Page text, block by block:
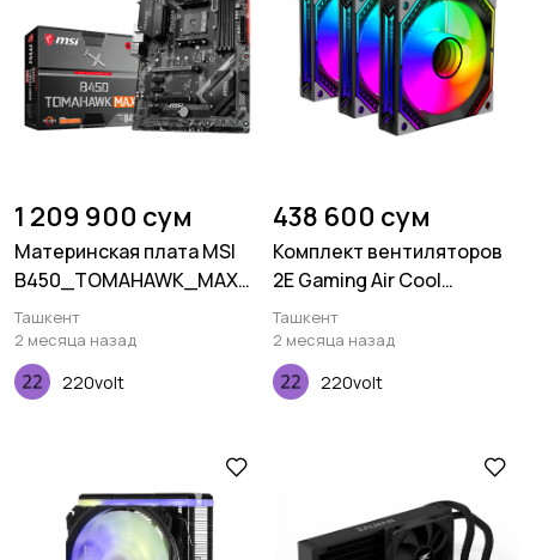
1 209 900 сум
Материнcкая плата MSI
B450_TOMAHAWK_MAX
sAM4 B450 4xDDR4 HDMI-
DVI ATX
Ташкент
2 месяца назад
220volt
438 600 сум
Комплект вентиляторов
2E Gaming Air Cool
ACF120MB-ARGB, 3x120мм,
2000rpm, чёрный
Ташкент
2 месяца назад
220volt